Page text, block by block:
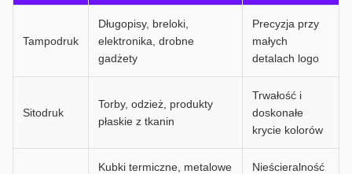
Tampodruk
Długopisy, breloki,
elektronika, drobne
gadżety
Precyzja przy
małych
detalach logo
Sitodruk
Torby, odzież, produkty
płaskie z tkanin
Trwałość i
doskonałe
krycie kolorów
Kubki termiczne, metalowe
Nieścieralność